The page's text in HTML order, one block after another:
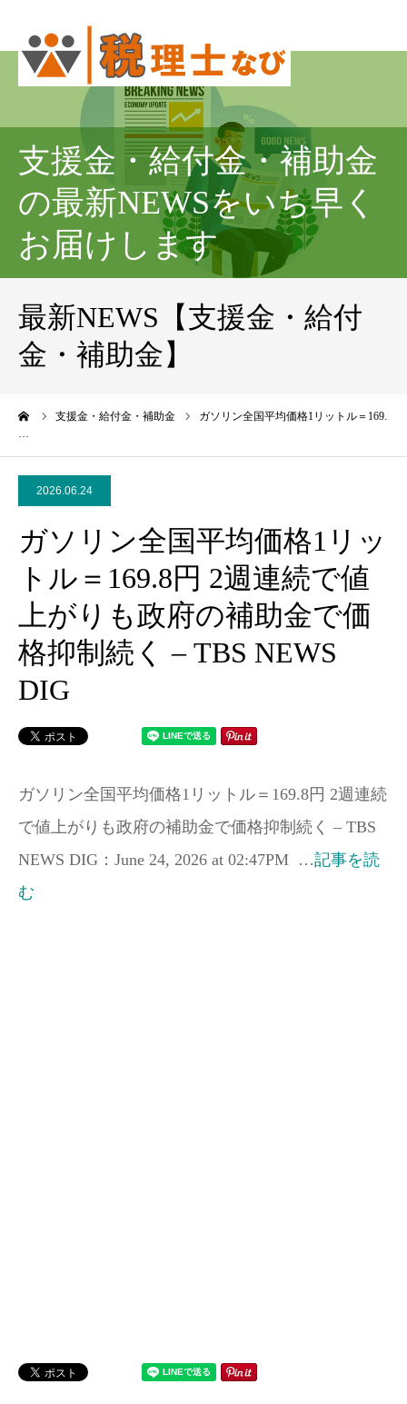
支援金・給付金・補助金
の最新NEWSをいち早く
お届けします
最新NEWS【支援金・給付
金・補助金】
支援金・給付金・補助金
ガソリン全国平均価格1リットル＝169.
…
2026.06.24
ガソリン全国平均価格1リッ
トル＝169.8円 2週連続で値
上がりも政府の補助金で価
格抑制続く – TBS NEWS
DIG
ガソリン全国平均価格1リットル＝169.8円 2週連続
で値上がりも政府の補助金で価格抑制続く – TBS
NEWS DIG：June 24, 2026 at 02:47PM …記事を読
む